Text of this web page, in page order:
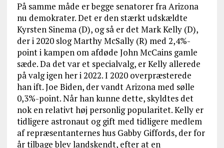
På samme måde er begge senatorer fra Arizona
nu demokrater. Det er den stærkt udskældte
Kyrsten Sinema (D), og så er det Mark Kelly (D),
der i 2020 slog Marthy McSally (R) med 2,4%-
point i kampen om afdøde John McCains gamle
sæde. Da det var et specialvalg, er Kelly allerede
på valg igen her i 2022. I 2020 overpræsterede
han ift. Joe Biden, der vandt Arizona med sølle
0,3%-point. Når han kunne dette, skyldtes det
nok en relativt høj personlig popularitet. Kelly er
tidligere astronaut og gift med tidligere medlem
af repræsentanternes hus Gabby Giffords, der for
år tilbage blev landskendt, efter at en